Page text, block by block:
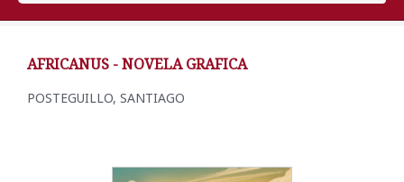
AFRICANUS - NOVELA GRAFICA
POSTEGUILLO, SANTIAGO